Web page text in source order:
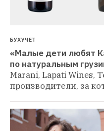
БУХУЧЕТ
«Малые дети любят
по натуральным
Marani, Lapati Wines,
производители, за